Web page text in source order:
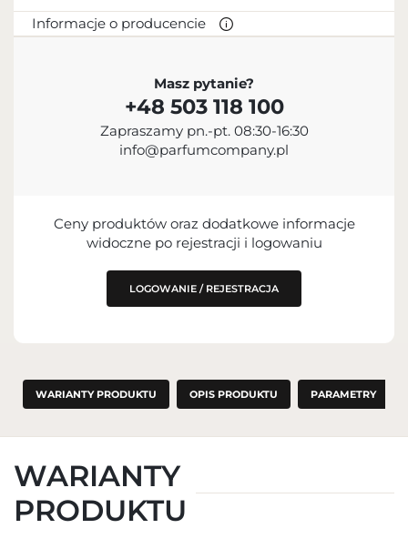
Informacje o producencie
Carolina Herrera Ltd.
12 127 647 900
customerservice@carolinaherrera.com
WPROWADZENIE DO UE
Masz pytanie?
+48 503 118 100
Zapraszamy pn.-pt. 08:30-16:30
info@parfumcompany.pl
Ceny produktów oraz dodatkowe informacje
widoczne po rejestracji i logowaniu
LOGOWANIE / REJESTRACJA
WARIANTY PRODUKTU OPIS PRODUKTU PARAMETRY
WARIANTY
PRODUKTU